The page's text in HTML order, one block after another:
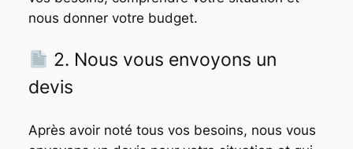
nous donner votre budget.
2. Nous vous envoyons un
devis
Après avoir noté tous vos besoins, nous vous